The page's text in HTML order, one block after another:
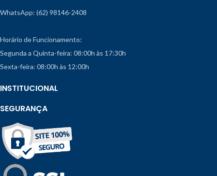
WhatsApp: (62) 98146-2408
Horário de Funcionamento:
Segunda a Quinta-feira: 08:00h às 17:30h
Sexta-feira: 08:00h às 12:00h
INSTITUCIONAL
SEGURANÇA